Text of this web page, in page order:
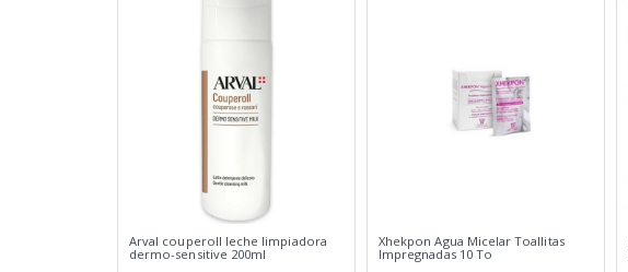
Arval couperoll leche limpiadora
dermo-sensitive 200ml
Xhekpon Agua Micelar Toallitas
Impregnadas 10 To